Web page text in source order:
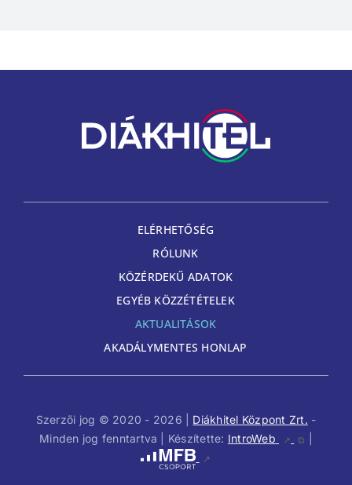
ELÉRHETŐSÉG
RÓLUNK
KÖZÉRDEKŰ ADATOK
EGYÉB KÖZZÉTÉTELEK
AKTUALITÁSOK
AKADÁLYMENTES HONLAP
Szerzői jog © 2020 - 2026 | Diákhitel Központ Zrt. -
Minden jog fenntartva | Készítette: IntroWeb ↗ ⧉
↗